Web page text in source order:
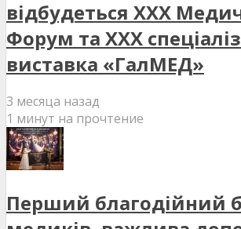
відбудеться XXX
Форум та XXX
виставка «ГалМЕД»
3 месяца назад
1 минут на прочтение
Перший благодійний